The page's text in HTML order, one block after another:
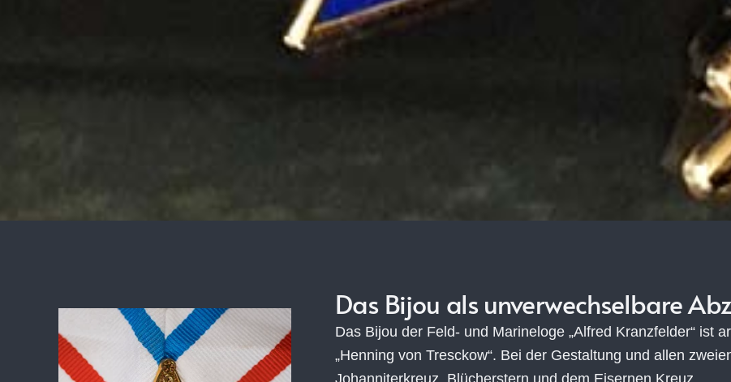
Das Bijou als unverwechselbare
Das Bijou der Feld- und Marineloge „Alfred Kranzfelder“ ist
„Henning von Tresckow“. Bei der Gestaltung und allen